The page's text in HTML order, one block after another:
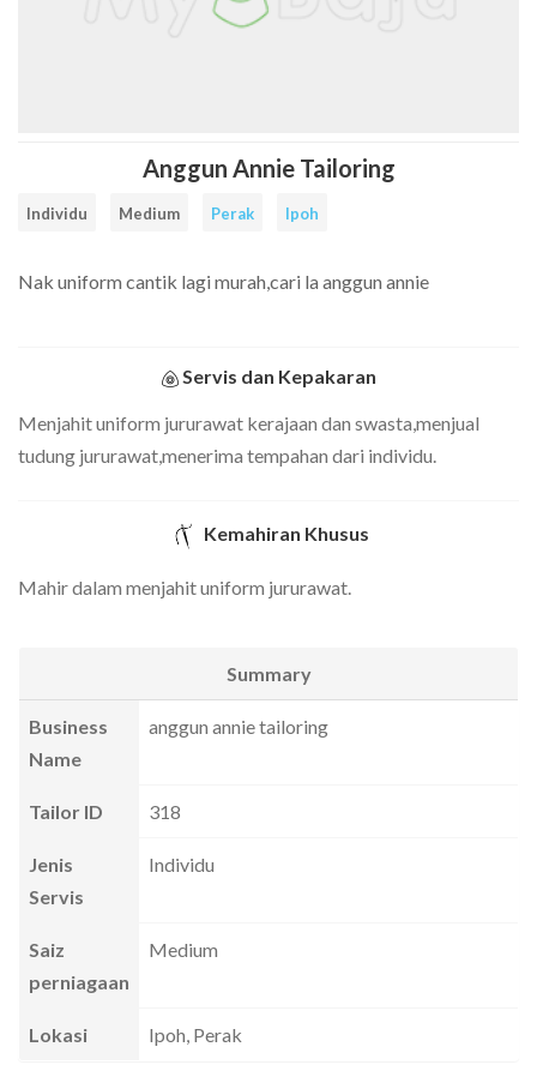
Anggun Annie Tailoring
Individu Medium Perak Ipoh
Nak uniform cantik lagi murah,cari la anggun annie
Servis dan Kepakaran
Menjahit uniform jururawat kerajaan dan swasta,menjual
tudung jururawat,menerima tempahan dari individu.
Kemahiran Khusus
Mahir dalam menjahit uniform jururawat.
Summary
Business
Name
anggun annie tailoring
Tailor ID 318
Jenis
Servis
Individu
Saiz
perniagaan
Medium
Lokasi Ipoh, Perak